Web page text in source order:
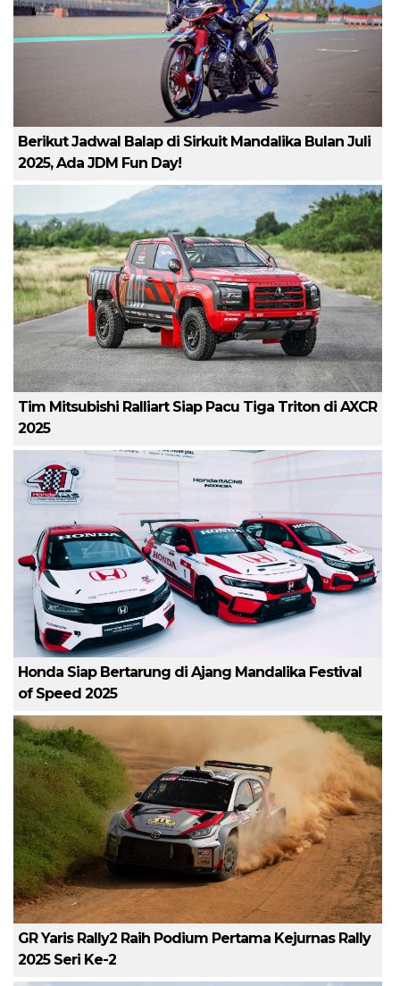
Berikut Jadwal Balap di Sirkuit Mandalika Bulan Juli
2025, Ada JDM Fun Day!
Tim Mitsubishi Ralliart Siap Pacu Tiga Triton di AXCR
2025
Honda Siap Bertarung di Ajang Mandalika Festival
of Speed 2025
GR Yaris Rally2 Raih Podium Pertama Kejurnas Rally
2025 Seri Ke-2